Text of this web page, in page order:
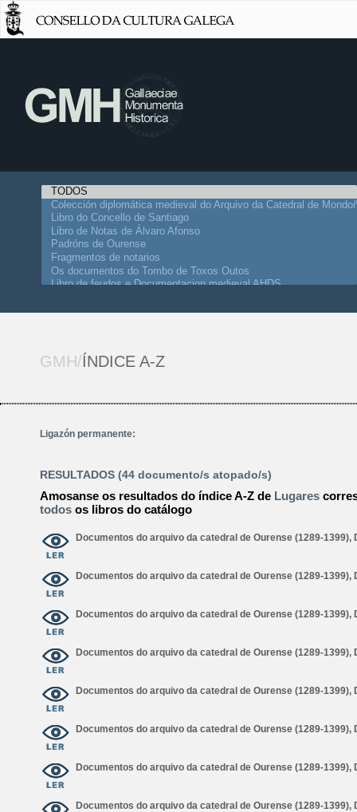
GMH/ÍNDICE A-Z
Ligazón permanente:
RESULTADOS (44 documento/s atopado/s)
Amosanse os resultados do índice A-Z de Lugares
todos os libros do catálogo
Documentos do arquivo da catedral de Ourense (1289-1399),
Documentos do arquivo da catedral de Ourense (1289-1399),
Documentos do arquivo da catedral de Ourense (1289-1399),
Documentos do arquivo da catedral de Ourense (1289-1399),
Documentos do arquivo da catedral de Ourense (1289-1399),
Documentos do arquivo da catedral de Ourense (1289-1399),
Documentos do arquivo da catedral de Ourense (1289-1399),
Documentos do arquivo da catedral de Ourense (1289-1399),